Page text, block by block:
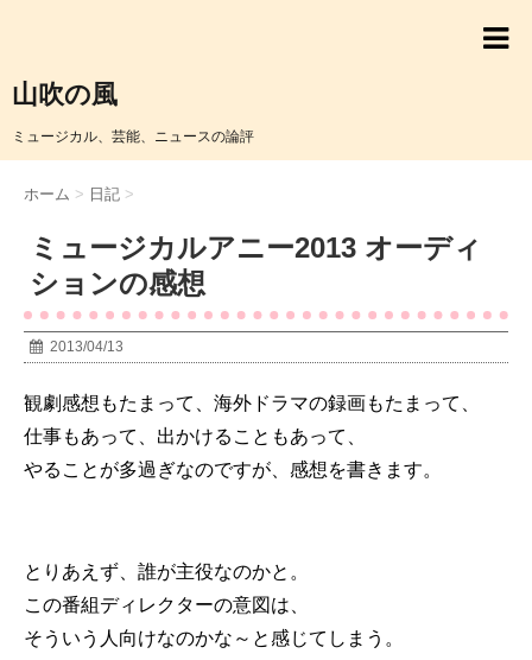
山吹の風
ミュージカル、芸能、ニュースの論評
ホーム > 日記 >
ミュージカルアニー2013 オーディ
ションの感想
2013/04/13
観劇感想もたまって、海外ドラマの録画もたまって、
仕事もあって、出かけることもあって、
やることが多過ぎなのですが、感想を書きます。
とりあえず、誰が主役なのかと。
この番組ディレクターの意図は、
そういう人向けなのかな～と感じてしまう。